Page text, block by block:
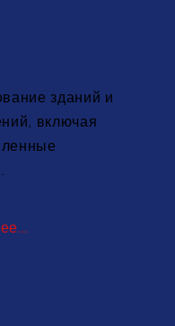
зданий и
, включая